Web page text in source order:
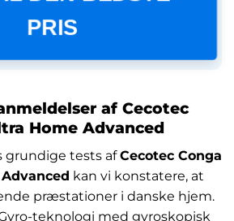
PRIS
af Cecotec
Home Advanced
grundige tests afCecotec Conga
kan vi konstatere, at
præstationer i danske hjem.
teknologi med gyroskopisk